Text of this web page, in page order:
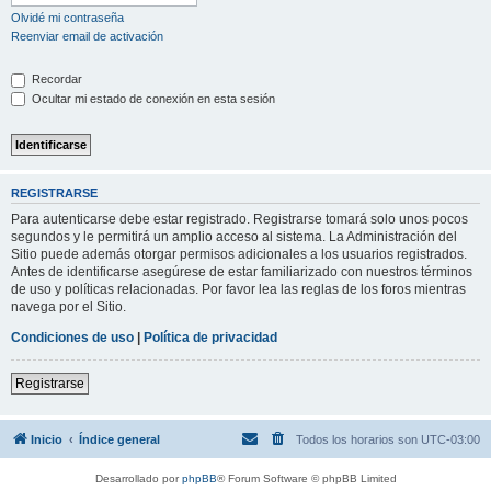
Olvidé mi contraseña
Reenviar email de activación
Recordar
Ocultar mi estado de conexión en esta sesión
REGISTRARSE
Para autenticarse debe estar registrado. Registrarse tomará solo unos pocos
segundos y le permitirá un amplio acceso al sistema. La Administración del
Sitio puede además otorgar permisos adicionales a los usuarios registrados.
Antes de identificarse asegúrese de estar familiarizado con nuestros términos
de uso y políticas relacionadas. Por favor lea las reglas de los foros mientras
navega por el Sitio.
Condiciones de uso | Política de privacidad
Registrarse
Inicio Índice general Todos los horarios son UTC-03:00
Desarrollado porphpBB® Forum Software © phpBB Limited